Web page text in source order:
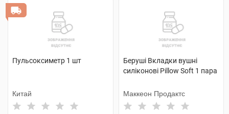
Пульсоксиметр 1 шт
Китай
Беруші Вкладки вушні
силіконові Pillow Soft 1 пара
Маккеон Продактс